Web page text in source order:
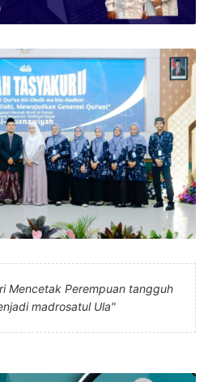
Mencetak Perempuan tangguh
madrosatul Ula"